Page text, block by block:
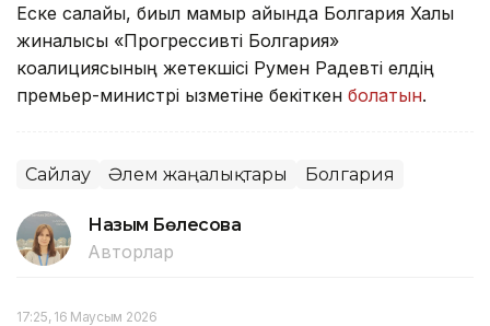
Еске салайық, биыл мамыр айында Болгария Халық
жиналысы «Прогрессивті Болгария»
коалициясының жетекшісі Румен Радевті елдің
премьер-министрі қызметіне бекіткен болатын.
Сайлау Әлем жаңалықтары Болгария
Назым Бөлесова
Авторлар
17:25, 16 Маусым 2026